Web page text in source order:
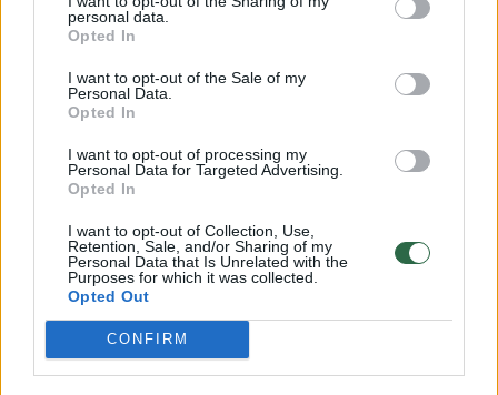
personal data.
Opted In
I want to opt-out of the Sale of my
Personal Data.
Opted In
I want to opt-out of processing my
Personal Data for Targeted Advertising.
Opted In
I want to opt-out of Collection, Use,
Retention, Sale, and/or Sharing of my
Personal Data that Is Unrelated with the
Purposes for which it was collected.
Opted Out
CONFIRM
elektorato yra laikomi kompetentingais
ekonomiką.
Vokietijos ekonomika pastaraisiais metais
gan stipriai auga, o žmonių gyvenimas gerėja.
Natūraliai dėl to atsakomybę prisiima
krikščionys demokratai, o socialdemokratų
vaidmuo lieka neaiškus – jie nei opozicija, nei
koalicijos dalis“, – teigė politologas.